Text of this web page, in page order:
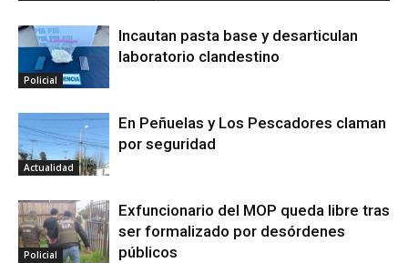
Policial
Incautan pasta base y desarticulan
laboratorio clandestino
Actualidad
En Peñuelas y Los Pescadores claman
por seguridad
Policial
Exfuncionario del MOP queda libre tras
ser formalizado por desórdenes
públicos